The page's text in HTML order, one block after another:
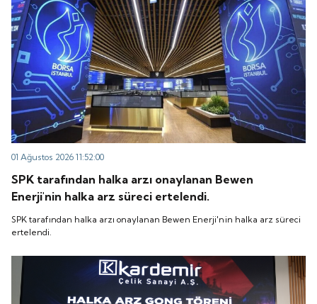
01 Ağustos 2026 11:52:00
SPK tarafından halka arzı onaylanan Bewen
Enerji'nin halka arz süreci ertelendi.
SPK tarafından halka arzı onaylanan Bewen Enerji'nin halka arz süreci
ertelendi.